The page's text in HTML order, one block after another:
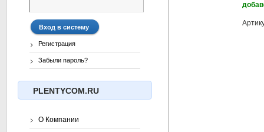
Регистрация
Забыли пароль?
PLENTYCOM.RU
О Компании